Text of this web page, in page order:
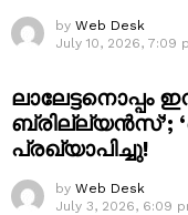
by Web Desk
July 10, 2026, 7:09
ലാലേട്ടനൊപ്പം
ബ്രില്ല്യൻസ്’;
പ്രഖ്യാപിച്ചു!
by Web Desk
July 3, 2026, 6:09